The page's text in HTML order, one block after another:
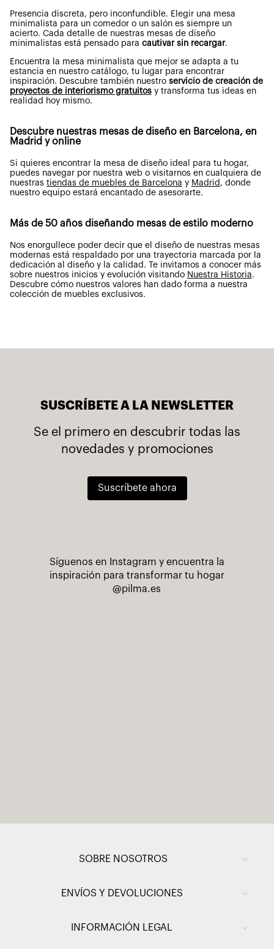
Presencia discreta, pero inconfundible. Elegir una mesa
minimalista para un comedor o un salón es siempre un
acierto. Cada detalle de nuestras mesas de diseño
minimalistas está pensado para cautivar sin recargar.
Encuentra la mesa minimalista que mejor se adapta a tu
estancia en nuestro catálogo, tu lugar para encontrar
inspiración. Descubre también nuestro servicio de creación de
proyectos de interiorismo gratuitosy transforma tus ideas en
realidad hoy mismo.
Descubre nuestras mesas de diseño en Barcelona, en
Madrid y online
Si quieres encontrar la mesa de diseño ideal para tu hogar,
puedes navegar por nuestra web o visitarnos en cualquiera de
nuestras tiendas de muebles de Barcelona y Madrid , donde
nuestro equipo estará encantado de asesorarte.
Más de 50 años diseñando mesas de estilo moderno
Nos enorgullece poder decir que el diseño de nuestras mesas
modernas está respaldado por una trayectoria marcada por la
dedicación al diseño y la calidad. Te invitamos a conocer más
sobre nuestros inicios y evolución visitando Nuestra Historia.
Descubre cómo nuestros valores han dado forma a nuestra
colección de muebles exclusivos.
SUSCRÍBETE A LA NEWSLETTER
Se el primero en descubrir todas las
novedades y promociones
Suscríbete ahora
Síguenos en Instagram y encuentra la
inspiración para transformar tu hogar
@pilma.es
SOBRE NOSOTROS
ENVÍOS Y DEVOLUCIONES
INFORMACIÓN LEGAL